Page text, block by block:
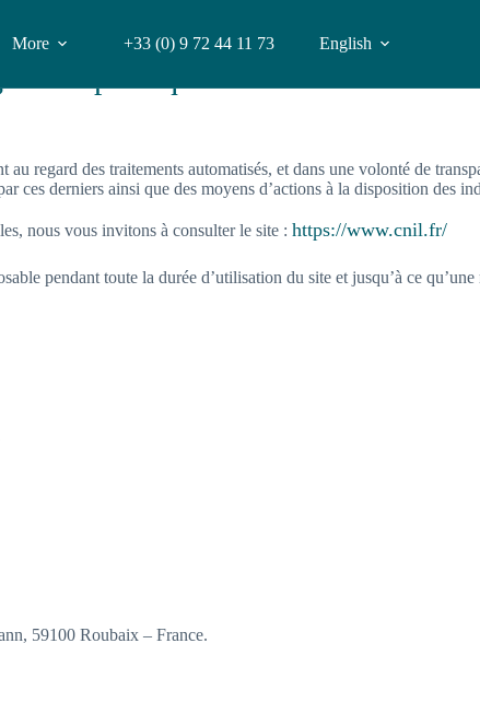
More +33 (0) 9 72 44 11 73 English
regard des traitements automatisés, et dans une volonté de
ces derniers ainsi que des moyens d’actions à la disposition des
nous vous invitons à consulter le site :https://www.cnil.fr/
pendant toute la durée d’utilisation du site et jusqu’à ce
59100 Roubaix – France.